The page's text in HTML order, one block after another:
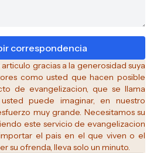
gracias a la generosidad suya
como usted que hacen posible
de evangelizacion, que se llama
puede imaginar, en nuestro
muy grande. Necesitamos su
este servicio de evangelizacion
el pais en el que viven o el
su ofrenda, lleva solo un minuto.